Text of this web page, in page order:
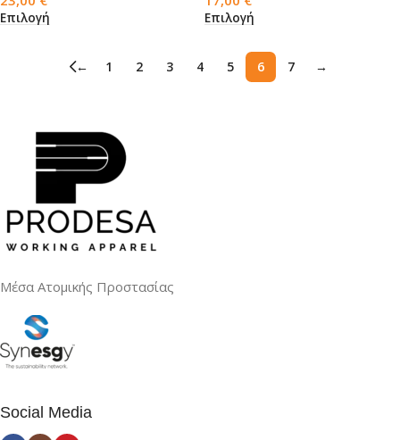
Επιλογή Επιλογή
← 1 2 3 4 5 6 7 →
Μέσα Ατομικής Προστασίας
Social Media